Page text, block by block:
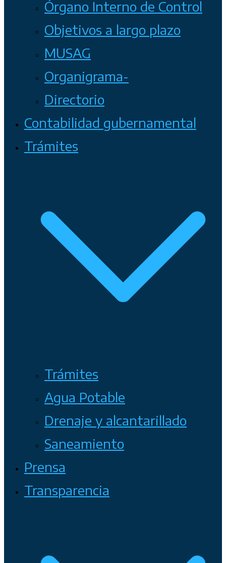
Órgano Interno de Control
Objetivos a largo plazo
MUSAG
Organigrama-
Directorio
Contabilidad gubernamental
Trámites
Trámites
Agua Potable
Drenaje y alcantarillado
Saneamiento
Prensa
Transparencia